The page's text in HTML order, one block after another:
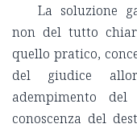
La soluzione
non del tutto
quello pratico,
del giudice
adempimento
conoscenza del